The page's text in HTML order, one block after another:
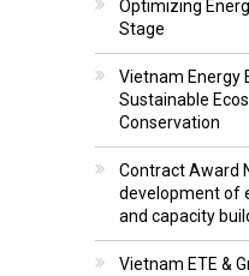
Optimizing
Stage
Vietnam Energy
Sustainable
Conservation
Contract Award
development of
and capacity
Vietnam ETE &